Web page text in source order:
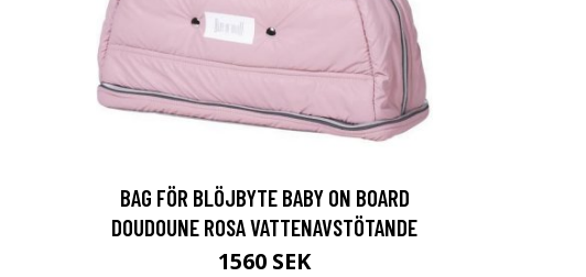
BAG FÖR BLÖJBYTE BABY ON BOARD
DOUDOUNE ROSA VATTENAVSTÖTANDE
1560 SEK